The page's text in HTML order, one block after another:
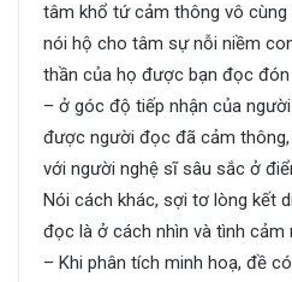
tâm khổ tứ cảm thông vô
nói hộ cho tâm sự nỗi niềm
thần của họ được bạn đọc đón
– ở góc độ tiếp nhận của
được người đọc đã cảm
với người nghệ sĩ sâu sắc ở
Nói cách khác, sợi tơ lòng kết
đọc là ở cách nhìn và tình cảm
– Khi phân tích minh hoạ, đề